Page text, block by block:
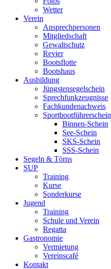
Wetter
Verein
Ansprechpersonen
Mitgliedschaft
Gewaltschutz
Revier
Bootsflotte
Bootshaus
Ausbildung
Jüngstensegelschein
Sprechfunkzeugnisse
Fachkundenachweis
Sportbootführerschein
Binnen-Schein
See-Schein
SKS-Schein
SSS-Schein
Segeln & Törns
SUP
Training
Kurse
Sonderkurse
Jugend
Training
Schule und Verein
Regatta
Gastronomie
Vermietung
Vereinscafé
Kontakt